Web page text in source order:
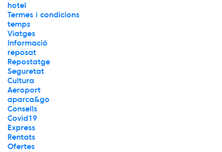
hotel
Termes i condicions
temps
Viatges
Informació
reposat
Repostatge
Seguretat
Cultura
Aeroport
aparca&go
Consells
Covid19
Express
Rentats
Ofertes